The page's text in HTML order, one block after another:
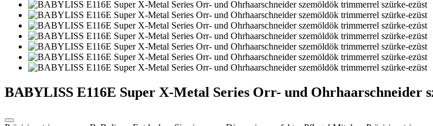
BABYLISS E116E Super X-Metal Series Orr- und Ohrhaarschneider